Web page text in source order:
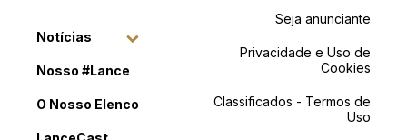
Notícias
Nosso #Lance
O Nosso Elenco
Seja anunciante
Privacidade e Uso de
Cookies
Classificados - Termos de
Uso